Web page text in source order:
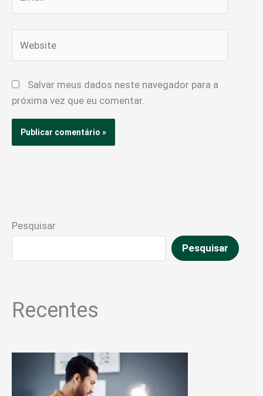
Salvar meus dados neste navegador para a
próxima vez que eu comentar.
Pesquisar
Pesquisar
Recentes